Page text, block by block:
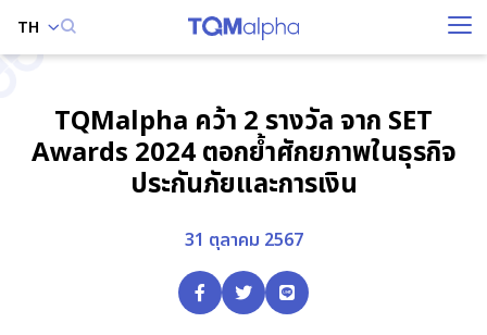
TH
TQMalpha คว้า 2 รางวัล จาก SET
Awards 2024 ตอกย้ำศักยภาพในธุรกิจ
ประกันภัยและการเงิน
31 ตุลาคม 2567